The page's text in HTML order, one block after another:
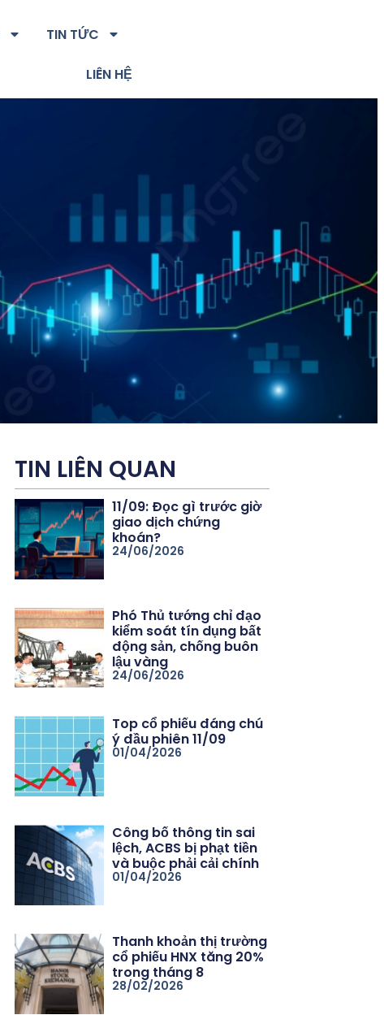
TIN TỨC
LIÊN HỆ
TIN LIÊN QUAN
11/09: Đọc gì trước giờ
giao dịch chứng
khoán?
24/06/2026
Phó Thủ tướng chỉ đạo
kiểm soát tín dụng bất
động sản, chống buôn
lậu vàng
24/06/2026
Top cổ phiếu đáng chú
ý đầu phiên 11/09
01/04/2026
Công bố thông tin sai
lệch, ACBS bị phạt tiền
và buộc phải cải chính
01/04/2026
Thanh khoản thị trường
cổ phiếu HNX tăng 20%
trong tháng 8
28/02/2026